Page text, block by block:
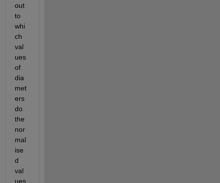
out
to
whi
ch
val
ues
of
dia
met
ers
do
the
nor
mal
ise
d
val
ues